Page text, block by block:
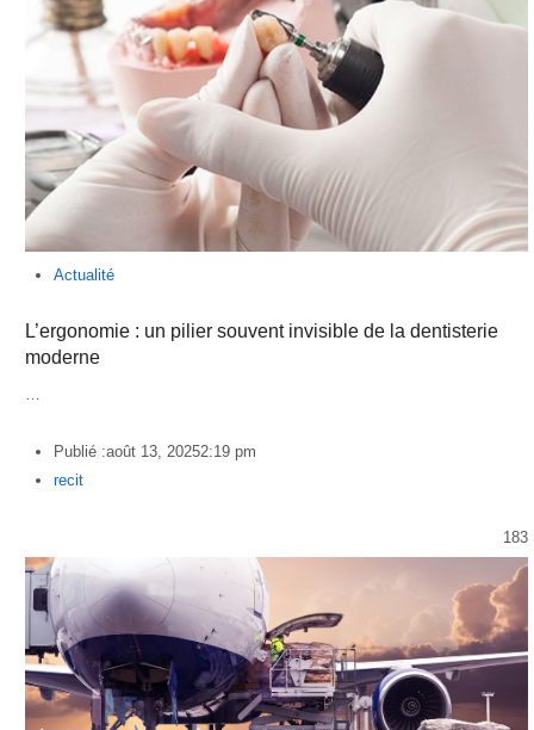
Actualité
L’ergonomie : un pilier souvent invisible de la dentisterie
moderne
…
Publié :août 13, 20252:19 pm
Author
recit
183